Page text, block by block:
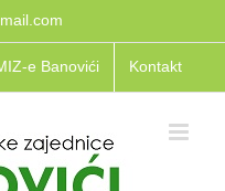
e Banovići Kontakt